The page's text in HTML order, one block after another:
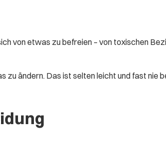
von etwas zu befreien – von toxischen
zu ändern. Das ist selten leicht und fast nie